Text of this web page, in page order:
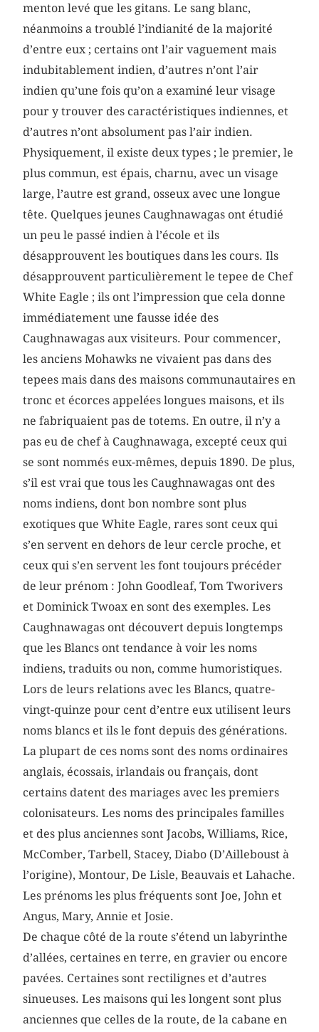
menton levé que les gitans. Le sang blanc,
néanmoins a troublé l’indianité de la majorité
d’entre eux ; certains ont l’air vaguement mais
indubitablement indien, d’autres n’ont l’air
indien qu’une fois qu’on a examiné leur visage
pour y trouver des caractéristiques indiennes, et
d’autres n’ont absolument pas l’air indien.
Physiquement, il existe deux types ; le premier, le
plus commun, est épais, charnu, avec un visage
large, l’autre est grand, osseux avec une longue
tête. Quelques jeunes Caughnawagas ont étudié
un peu le passé indien à l’école et ils
désapprouvent les boutiques dans les cours. Ils
désapprouvent particulièrement le tepee de Chef
White Eagle ; ils ont l’impression que cela donne
immédiatement une fausse idée des
Caughnawagas aux visiteurs. Pour commencer,
les anciens Mohawks ne vivaient pas dans des
tepees mais dans des maisons communautaires en
tronc et écorces appelées longues maisons, et ils
ne fabriquaient pas de totems. En outre, il n’y a
pas eu de chef à Caughnawaga, excepté ceux qui
se sont nommés eux-mêmes, depuis 1890. De plus,
s’il est vrai que tous les Caughnawagas ont des
noms indiens, dont bon nombre sont plus
exotiques que White Eagle, rares sont ceux qui
s’en servent en dehors de leur cercle proche, et
ceux qui s’en servent les font toujours précéder
de leur prénom : John Goodleaf, Tom Tworivers
et Dominick Twoax en sont des exemples. Les
Caughnawagas ont découvert depuis longtemps
que les Blancs ont tendance à voir les noms
indiens, traduits ou non, comme humoristiques.
Lors de leurs relations avec les Blancs, quatre-
vingt-quinze pour cent d’entre eux utilisent leurs
noms blancs et ils le font depuis des générations.
La plupart de ces noms sont des noms ordinaires
anglais, écossais, irlandais ou français, dont
certains datent des mariages avec les premiers
colonisateurs. Les noms des principales familles
et des plus anciennes sont Jacobs, Williams, Rice,
McComber, Tarbell, Stacey, Diabo (D’Ailleboust à
l’origine), Montour, De Lisle, Beauvais et Lahache.
Les prénoms les plus fréquents sont Joe, John et
Angus, Mary, Annie et Josie.
De chaque côté de la route s’étend un labyrinthe
d’allées, certaines en terre, en gravier ou encore
pavées. Certaines sont rectilignes et d’autres
sinueuses. Les maisons qui les longent sont plus
anciennes que celles de la route, de la cabane en